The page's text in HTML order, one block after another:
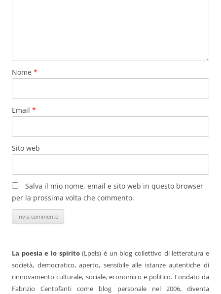
Nome *
Email *
Sito web
Salva il mio nome, email e sito web in questo browser
per la prossima volta che commento.
La poesia e lo spirito(Lpels) è un blog collettivo di letteratura e
società, democratico, aperto, sensibile alle istanze autentiche di
rinnovamento culturale, sociale, economico e politico. Fondato da
Fabrizio Centofanti come blog personale nel 2006, diventa